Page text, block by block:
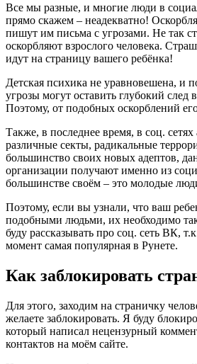
Все мы разные, и многие люди в
прямо скажем – неадекватно!
пишут им письма с угрозами. Не так
оскорбляют взрослого человека.
идут на страницу вашего ребёнка!
Детская психика не уравновешена, и
угрозы могут оставить глубокий след
Поэтому, от подобных оскорблений
Также, в последнее время, в соц. сетях
различные секты, радикальные
большинство своих новых адептов,
организации получают именно из
большинстве своём – это молодые
Поэтому, если вы узнали, что ваш
подобными людьми, их необходимо
буду рассказывать про соц. сеть ВК,
момент самая популярная в Рунете.
Как заблокировать
Для этого, заходим на страничку
желаете заблокировать. Я буду
который написал нецензурный
контактов на моём сайте.